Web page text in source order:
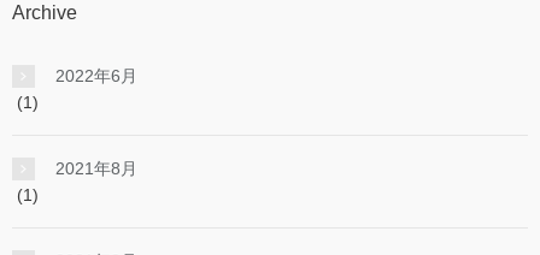
Archive
2022年6月
(1)
2021年8月
(1)